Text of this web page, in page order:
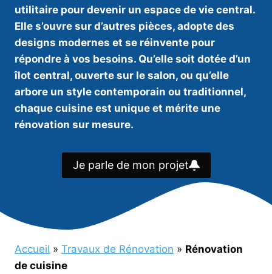
utilitaire pour devenir un espace de vie central.
Elle s’ouvre sur d’autres pièces, adopte des
designs modernes et se réinvente pour
répondre à vos besoins. Qu’elle soit dotée d’un
îlot central, ouverte sur le salon, ou qu’elle
arbore un style contemporain ou traditionnel,
chaque cuisine est unique et mérite une
rénovation sur mesure.
Je parle de mon projet
Accueil » Travaux de Rénovation » Rénovation
de cuisine